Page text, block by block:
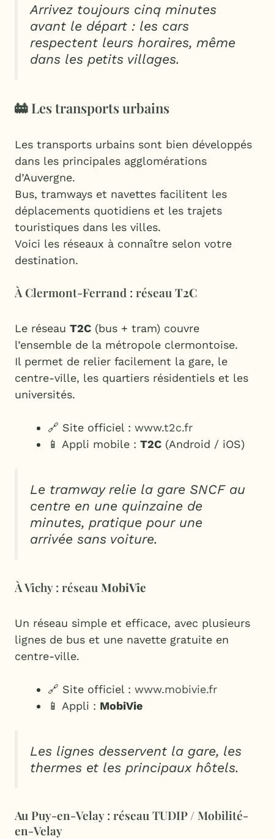
Arrivez toujours cinq minutes
avant le départ : les cars
respectent leurs horaires, même
dans les petits villages.
🚋 Les transports urbains
Les transports urbains sont bien développés
dans les principales agglomérations
d’Auvergne.
Bus, tramways et navettes facilitent les
déplacements quotidiens et les trajets
touristiques dans les villes.
Voici les réseaux à connaître selon votre
destination.
À Clermont-Ferrand : réseau T2C
Le réseau T2C (bus + tram) couvre
l’ensemble de la métropole clermontoise.
Il permet de relier facilement la gare, le
centre-ville, les quartiers résidentiels et les
universités.
🔗 Site officiel : www.t2c.fr
📱 Appli mobile : T2C (Android / iOS)
Le tramway relie la gare SNCF au
centre en une quinzaine de
minutes, pratique pour une
arrivée sans voiture.
À Vichy : réseau MobiVie
Un réseau simple et efficace, avec plusieurs
lignes de bus et une navette gratuite en
centre-ville.
🔗 Site officiel : www.mobivie.fr
📱 Appli : MobiVie
Les lignes desservent la gare, les
thermes et les principaux hôtels.
Au Puy-en-Velay : réseau TUDIP / Mobilité-
en-Velay